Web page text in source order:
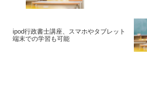
ipod行政書士講座、スマホやタブレット
端末での学習も可能